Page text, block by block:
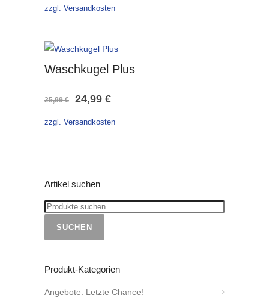
zzgl. Versandkosten
Waschkugel Plus
25,99€
Ursprünglicher
Preis
24,99 €Aktueller
Preis
zzgl. Versandkosten
Artikel suchen
SUCHEN
Produkt-Kategorien
Angebote: Letzte Chance!